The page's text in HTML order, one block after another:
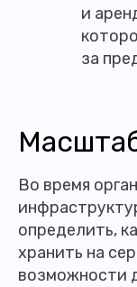
и
за
Во время
определить,
хранить на
возможности